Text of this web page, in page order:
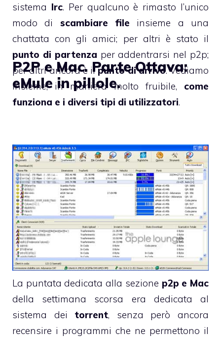
sistema Irc. Per qualcuno è rimasto l’unico
modo di scambiare file insieme a una
chattata con gli amici; per altri è stato il
punto di partenza per addentrarsi nel p2p;
per altri ancora è ilpunto di arrivo. Vediamo
insieme, in maniera molto fruibile, come
funziona e i diversi tipi di utilizzatori.
P2P e Mac. Parte Ottava:
eMule in pillole.
La puntata dedicata alla sezione p2p e Mac
della settimana scorsa era dedicata al
sistema dei torrent, senza però ancora
recensire i programmi che ne permettono il